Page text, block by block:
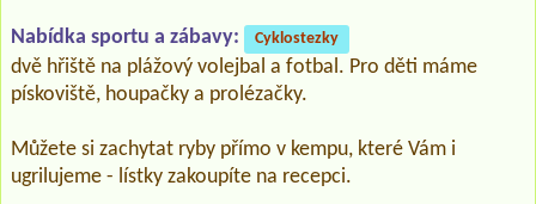
Nabídka sportu a zábavy: Cyklostezky
dvě hřiště na plážový volejbal a fotbal. Pro děti máme
pískoviště, houpačky a prolézačky.
Můžete si zachytat ryby přímo v kempu, které Vám i
ugrilujeme - lístky zakoupíte na recepci.